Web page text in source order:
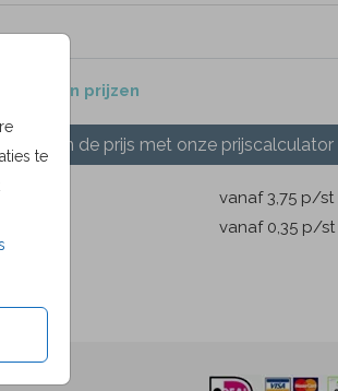
te
en prijzen
Bereken de prijs met onze prijscalculator
15 cm vanaf 3,75 p/st
vanaf 0,35 p/st